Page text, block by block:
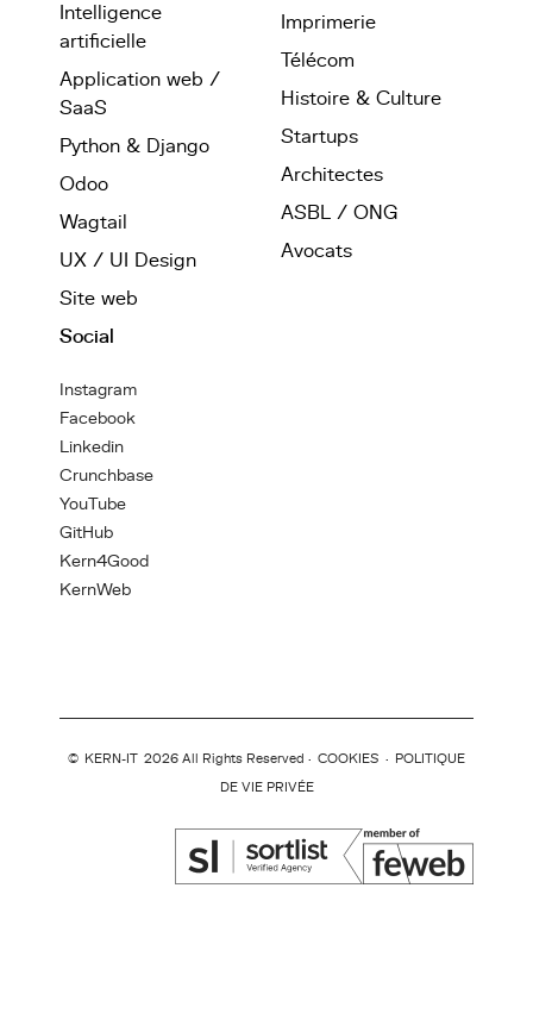
Intelligence
artificielle
Application web /
SaaS
Python & Django
Odoo
Wagtail
UX / UI Design
Site web
Imprimerie
Télécom
Histoire & Culture
Startups
Architectes
ASBL / ONG
Avocats
Social
Instagram
Facebook
Linkedin
Crunchbase
YouTube
GitHub
Kern4Good
KernWeb
© KERN-IT 2026 All Rights Reserved · COOKIES · POLITIQUE
DE VIE PRIVÉE